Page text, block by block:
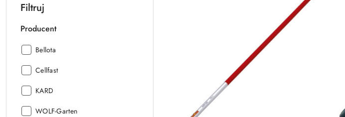
Filtruj
Producent
Producent:
Bellota
Producent:
Cellfast
Producent:
KARD
Producent:
WOLF-Garten